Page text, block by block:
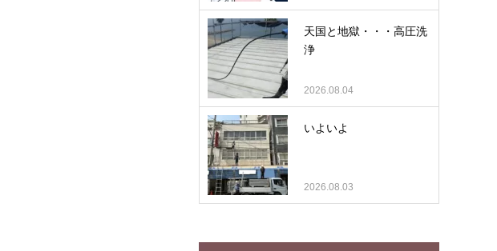
天国と地獄・・・高圧洗
浄
2026.08.04
いよいよ
2026.08.03